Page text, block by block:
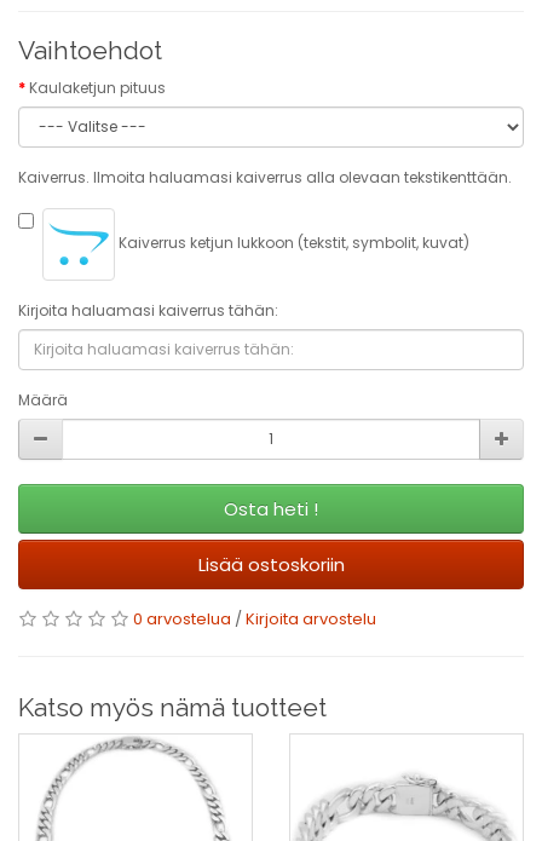
Vaihtoehdot
Kaulaketjun pituus
Kaiverrus. Ilmoita haluamasi kaiverrus alla olevaan tekstikenttään.
Kaiverrus ketjun lukkoon (tekstit, symbolit, kuvat)
Kirjoita haluamasi kaiverrus tähän:
Määrä
Osta heti !
Lisää ostoskoriin
0 arvostelua /Kirjoita arvostelu
Katso myös nämä tuotteet